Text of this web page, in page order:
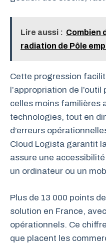
Lire aussi : Combien
radiation de Pôle
Cette progression
l’appropriation de
celles moins familières
technologies, tout en
d’erreurs
Cloud Logista garantit
assure une
un ordinateur ou un
Plus de 13 000 points
solution en France,
opérationnels. Ce
que placent les